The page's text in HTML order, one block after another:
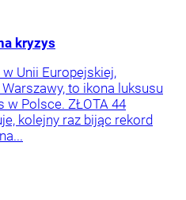
kryzys
Unii Europejskiej,
to ikona luksusu
w Polsce. ZŁOTA 44
kolejny raz bijąc rekord